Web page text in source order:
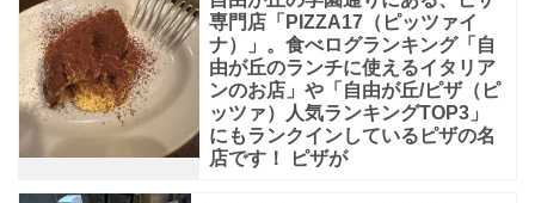
専門店「PIZZA17（ピッツァイ
ナ）」。食べログランキング「自
由が丘のランチに使えるイタリア
ンのお店」や「自由が丘/ピザ（ピ
ッツァ）人気ランキングTOP3」
にもランクインしているピザの名
店です！ ピザが